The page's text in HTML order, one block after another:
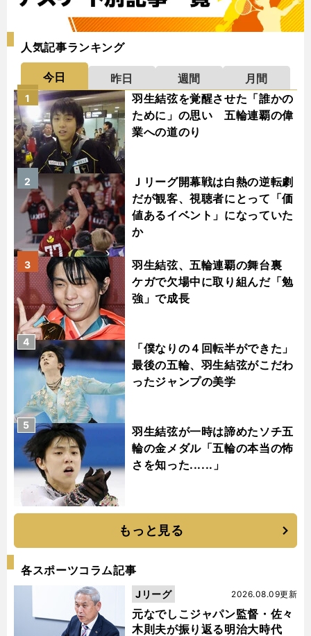
人気記事ランキング
今日 昨日 週間
月間
羽生結弦を覚醒させた「誰かの
ために」の思い 五輪連覇の偉
業への道のり
1
Ｊリーグ開幕戦は白熱の逆転劇
だが観客、視聴者にとって「価
値あるイベント」になっていた
か
2
羽生結弦、五輪連覇の舞台裏
ケガで欠場中に取り組んだ「勉
強」で成長
3
「僕なりの４回転半ができた」
最後の五輪、羽生結弦がこだわ
ったジャンプの美学
4
羽生結弦が一時は諦めたソチ五
輪の金メダル「五輪の本当の怖
さを知った......」
5
もっと見る
各スポーツコラム記事
元なでしこジャパン監督・佐々
木則夫が振り返る明治大時代
2026.08.09更新
Jリーグ